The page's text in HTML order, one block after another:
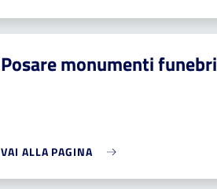
Posare monumenti funebri
VAI ALLA PAGINA